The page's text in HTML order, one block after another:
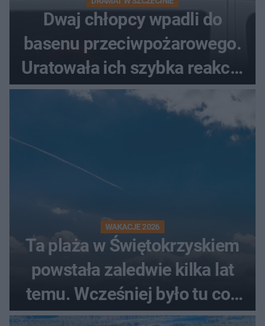
Dwaj chłopcy wpadli do
basenu przeciwpożarowego.
Uratowała ich szybka reakcja
świadków
WAKACJE 2026
Ta plaża w Świętokrzyskiem
powstała zaledwie kilka lat
temu. Wcześniej było tu coś
zupełnie innego